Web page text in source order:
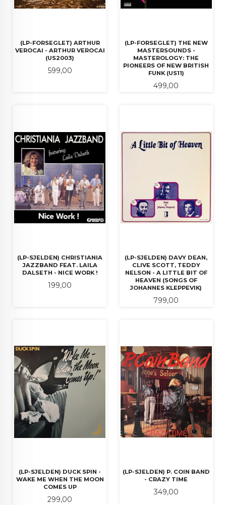
(LP-FORSEGLET) ARTHUR
VEROCAI - ARTHUR VEROCAI
(US2003)
Pris
599,00
(LP-FORSEGLET) THE NEW
MASTERSOUNDS -
MASTEROLOGY: THE
PIONEERS OF NEW BRITISH
FUNK (US11)
Pris
499,00
(LP-SJELDEN) CHRISTIANIA
JAZZBAND FEAT. LAILA
DALSETH - NICE WORK !
Pris
199,00
(LP-SJELDEN) DAVY DEAN,
CLIVE SCOTT, TEDDY
NELSON - A LITTLE BIT OF
HEAVEN (SONGS OF
JOHANNES KLEPPEVIK)
Pris
799,00
(LP-SJELDEN) DUCK SPIN -
WAKE ME WHEN THE MOON
COMES UP
Pris
299,00
(LP-SJELDEN) P. COIN BAND
- CRAZY TIME
Pris
349,00